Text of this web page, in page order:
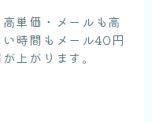
単価・メールも高
時間もメール40円
上がります。